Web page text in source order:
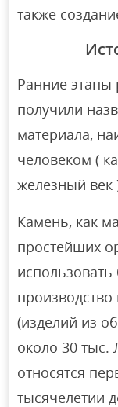
также
Ранние этапы
получили
материала,
человеком (
железный век
Камень, как
простейших
использовать
(изделий из
около 30 тыс.
относятся
тысячелетии